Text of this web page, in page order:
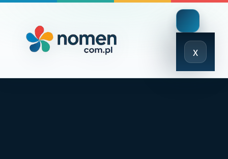
x
Close
Menu